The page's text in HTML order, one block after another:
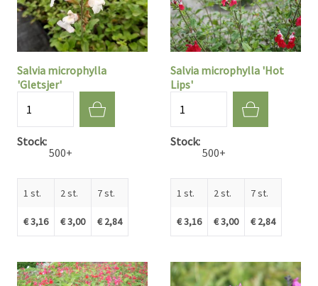
Salvia microphylla
'Gletsjer'
Stock
500+
1 st.
€ 3,16
2 st.
€ 3,00
7 st.
€ 2,84
Salvia microphylla 'Hot
Lips'
Stock
500+
1 st.
€ 3,16
2 st.
€ 3,00
7 st.
€ 2,84